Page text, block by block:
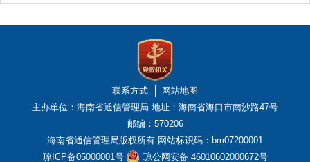
联系方式
网站地图
主办单位：海南省通信管理局 地址：海南省海口市南沙路47号
邮编：570206
海南省通信管理局版权所有 网站标识码：bm07200001
琼ICP备05000001号
琼公网安备 46010602000672号